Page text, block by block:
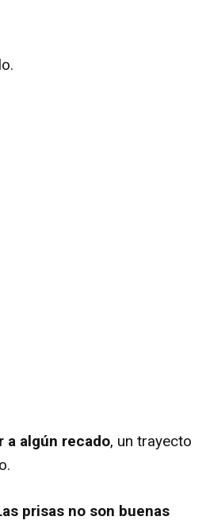
a algún recado, un trayecto
prisas no son buenas